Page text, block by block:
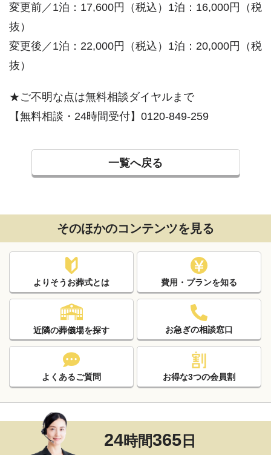
変更前／1泊：17,600円（税込）1泊：16,000円（税
抜）
変更後／1泊：22,000円（税込）1泊：20,000円（税
抜）
★ご不明な点は無料相談ダイヤルまで
【無料相談・24時間受付】0120-849-259
一覧へ戻る
そのほかのコンテンツを見る
よりそうお葬式とは 費用・プランを知る
近隣の葬儀場を探す お急ぎの相談窓口
よくあるご質問 お得な3つの会員割
24時間365日